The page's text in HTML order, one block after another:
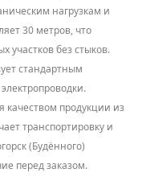
нагрузкам и
30 метров, что
участков без стыков.
стандартным
качеством продукции из
транспортировку и
(Будённого)
перед заказом.